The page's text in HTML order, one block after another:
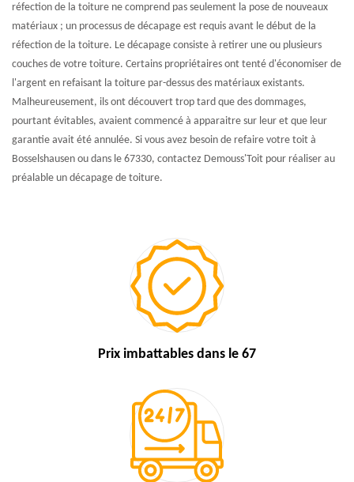
réfection de la toiture ne comprend pas seulement la pose de nouveaux
matériaux ; un processus de décapage est requis avant le début de la
réfection de la toiture. Le décapage consiste à retirer une ou plusieurs
couches de votre toiture. Certains propriétaires ont tenté d'économiser de
l'argent en refaisant la toiture par-dessus des matériaux existants.
Malheureusement, ils ont découvert trop tard que des dommages,
pourtant évitables, avaient commencé à apparaitre sur leur et que leur
garantie avait été annulée. Si vous avez besoin de refaire votre toit à
Bosselshausen ou dans le 67330, contactez Demouss'Toit pour réaliser au
préalable un décapage de toiture.
Prix imbattables dans le 67